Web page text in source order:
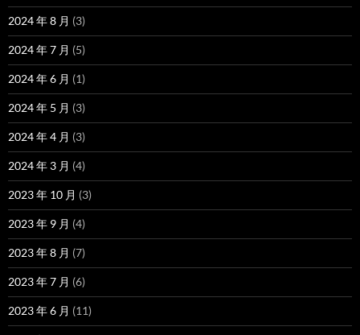
2024 年 8 月 (3)
2024 年 7 月 (5)
2024 年 6 月 (1)
2024 年 5 月 (3)
2024 年 4 月 (3)
2024 年 3 月 (4)
2023 年 10 月 (3)
2023 年 9 月 (4)
2023 年 8 月 (7)
2023 年 7 月 (6)
2023 年 6 月 (11)